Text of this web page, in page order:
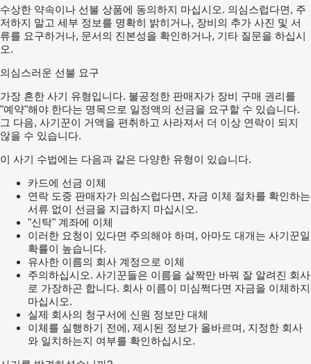
수상한 약속이나 선불 상품에 동의하지 마십시오. 의심스럽다면, 주
저하지 말고 세부 정보를 명확히 밝히거나, 장비의 추가 사진 및 서
류를 요구하거나, 문서의 진본성을 확인하거나, 기타 질문을 하십시
오.
의심스러운 선불 요구
가장 흔한 사기 유형입니다. 불공정한 판매자가 장비 구매 권리를
"예약"해야 한다는 명목으로 일정액의 선금을 요구할 수 있습니다.
그 다음, 사기꾼이 거액을 편취하고 사라져서 더 이상 연락이 되지
않을 수 있습니다.
이 사기 수법에는 다음과 같은 다양한 유형이 있습니다.
카드에 선금 이체
연락 도중 판매자가 의심스럽다면, 자금 이체 절차를 확인하는
서류 없이 선금을 지급하지 마십시오.
"신탁" 계좌에 이체
이러한 요청이 있다면 주의해야 하며, 아마도 대개는 사기꾼일
확률이 높습니다.
유사한 이름의 회사 계정으로 이체
주의하십시오. 사기꾼들은 이름을 살짝만 바꿔 잘 알려진 회사
로 가장하곤 합니다. 회사 이름이 미심쩍다면 자금을 이체하지
마십시오.
실제 회사의 청구서에 신원 정보만 대체
이체를 실행하기 전에, 제시된 정보가 올바르며, 지정한 회사
와 일치하는지 여부를 확인하십시오.